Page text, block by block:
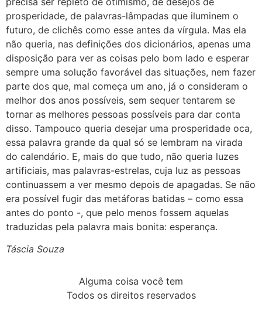
prosperidade, de palavras-lâmpadas que iluminem o
futuro, de clichês como esse antes da vírgula. Mas ela
não queria, nas definições dos dicionários, apenas uma
disposição para ver as coisas pelo bom lado e esperar
sempre uma solução favorável das situações, nem fazer
parte dos que, mal começa um ano, já o consideram o
melhor dos anos possíveis, sem sequer tentarem se
tornar as melhores pessoas possíveis para dar conta
disso. Tampouco queria desejar uma prosperidade oca,
essa palavra grande da qual só se lembram na virada
do calendário. E, mais do que tudo, não queria luzes
artificiais, mas palavras-estrelas, cuja luz as pessoas
continuassem a ver mesmo depois de apagadas. Se não
era possível fugir das metáforas batidas – como essa
antes do ponto -, que pelo menos fossem aquelas
traduzidas pela palavra mais bonita: esperança.
Táscia Souza
Alguma coisa você tem
Todos os direitos reservados